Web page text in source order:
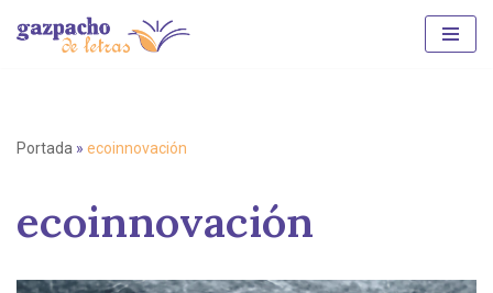
Portada » ecoinnovación
ecoinnovación